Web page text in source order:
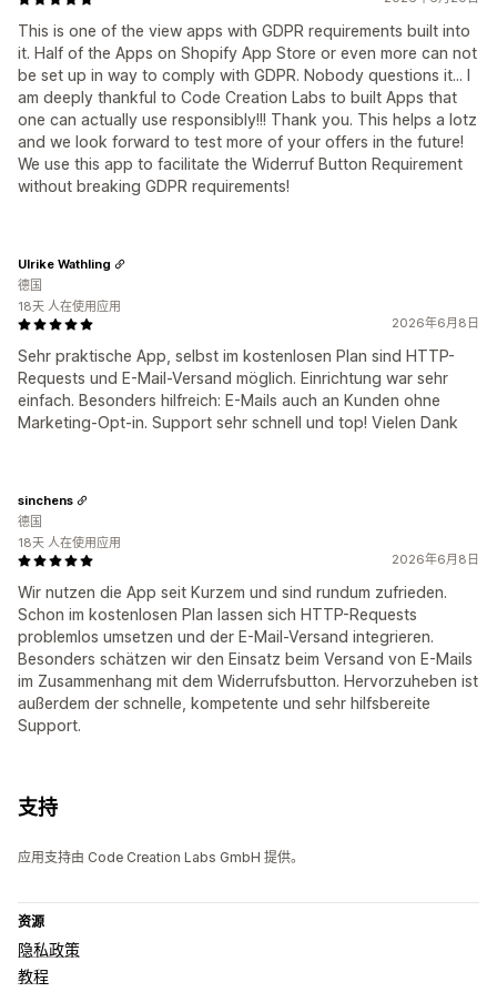
This is one of the view apps with GDPR requirements built into
it. Half of the Apps on Shopify App Store or even more can not
be set up in way to comply with GDPR. Nobody questions it... I
am deeply thankful to Code Creation Labs to built Apps that
one can actually use responsibly!!! Thank you. This helps a lotz
and we look forward to test more of your offers in the future!
We use this app to facilitate the Widerruf Button Requirement
without breaking GDPR requirements!
2026年6月8日
Sehr praktische App, selbst im kostenlosen Plan sind HTTP-
Requests und E-Mail-Versand möglich. Einrichtung war sehr
einfach. Besonders hilfreich: E-Mails auch an Kunden ohne
Marketing-Opt-in. Support sehr schnell und top! Vielen Dank
Ulrike Wathling
德国
18天 人在使用应用
2026年6月8日
Wir nutzen die App seit Kurzem und sind rundum zufrieden.
Schon im kostenlosen Plan lassen sich HTTP-Requests
problemlos umsetzen und der E-Mail-Versand integrieren.
Besonders schätzen wir den Einsatz beim Versand von E-Mails
im Zusammenhang mit dem Widerrufsbutton. Hervorzuheben ist
außerdem der schnelle, kompetente und sehr hilfsbereite
Support.
sinchens
德国
18天 人在使用应用
支持
应用支持由 Code Creation Labs GmbH 提供。
资源
隐私政策
教程